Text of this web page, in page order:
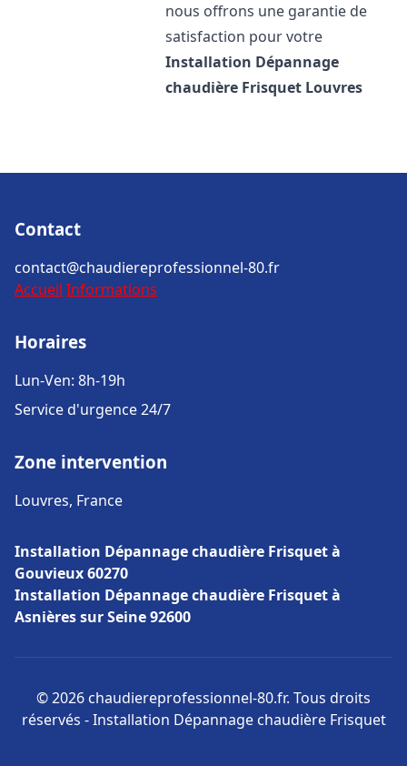
nous offrons une garantie de
satisfaction pour votre
Installation Dépannage
chaudière Frisquet Louvres
Contact
contact@chaudiereprofessionnel-80.fr
Accueil Informations
Horaires
Lun-Ven: 8h-19h
Service d'urgence 24/7
Zone intervention
Louvres, France
Installation Dépannage chaudière Frisquet à
Gouvieux 60270
Installation Dépannage chaudière Frisquet à
Asnières sur Seine 92600
© 2026 chaudiereprofessionnel-80.fr. Tous droits
réservés - Installation Dépannage chaudière Frisquet